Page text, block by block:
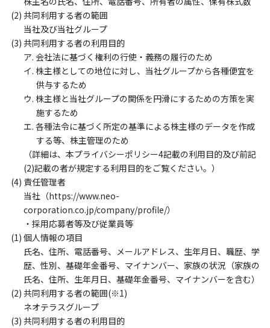
(2) 共同利用する者の範囲
当社及び当社グループ
(3) 共同利用する者の利用目的
ア. 会社法に基づく権利の行使・義務の履行のため
イ. 株主様としての地位に対し、当社グループから各種便宜を
供与するため
ウ. 株主様と当社グループの関係を円滑にするための方策を実
施するため
エ. 各種法令に基づく所定の基準による株主様のデータを作成
する等、株主管理のため
（詳細は、本プライバシーポリシー4記載の利用目的及び前記
(2)記載の者が規定する利用目的をご覧ください。）
(4) 責任管理者
当社（https://www.neo-
corporation.co.jp/company/profile/）
・採用応募者等及び従業員等
(1) 個人情報の項目
氏名、住所、電話番号、メールアドレス、生年月日、職歴、学
歴、性別、基礎年金番号、マイナンバー、家族の状況（家族の
氏名、住所、生年月日、基礎年金番号、マイナンバーを含む）
(2) 共同利用する者の範囲(※1)
ネオテラスグループ
(3) 共同利用する者の利用目的